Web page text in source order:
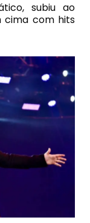
subiu ao
cima com hits